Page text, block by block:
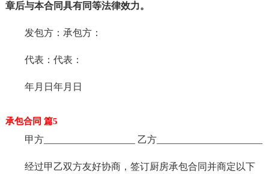
章后与本合同具有同等法律效力。
发包方：承包方：
代表：代表：
年月日年月日
承包合同 篇5
甲方___________________ 乙方______________________
经过甲乙双方友好协商，签订厨房承包合同并商定以下